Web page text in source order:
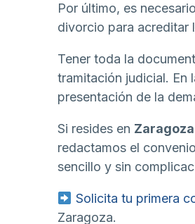
Por último, es
divorcio para acreditar
Tener toda la
tramitación judicial. En
presentación de la
Si resides en
redactamos el
sencillo y sin
Solicita tu primera
Zaragoza.